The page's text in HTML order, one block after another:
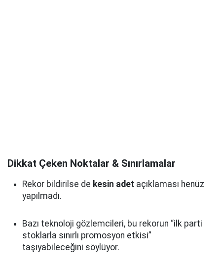
Dikkat Çeken Noktalar & Sınırlamalar
Rekor bildirilse de kesin adet açıklaması henüz
yapılmadı.
Bazı teknoloji gözlemcileri, bu rekorun “ilk parti
stoklarla sınırlı promosyon etkisi”
taşıyabileceğini söylüyor.